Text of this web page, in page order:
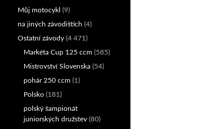
Můj motocykl (9)
na jiných závodištích (4)
Ostatní závody (4 471)
Markéta Cup 125 ccm (585)
Mistrovství Slovenska (54)
pohár 250 ccm (1)
Polsko (181)
polský šampionát
juniorských družstev (80)